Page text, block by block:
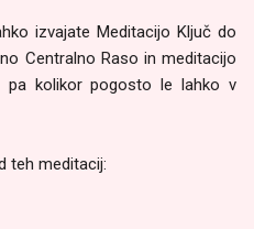
izvajate Meditacijo Ključ do
Centralno Raso in meditacijo
kolikor pogosto le lahko v
teh meditacij: